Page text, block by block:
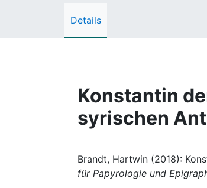
Details
Konstantin
syrischen
Brandt, Hartwin (2018):
für Papyrologie und